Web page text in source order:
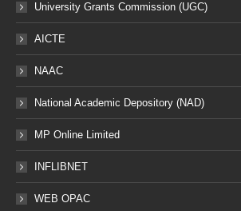
University Grants Commission (UGC)
AICTE
NAAC
National Academic Depository (NAD)
MP Online Limited
INFLIBNET
WEB OPAC